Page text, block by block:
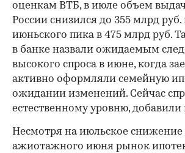
оценкам ВТБ, в июле объем
России снизился до 355 млрд руб.
июньского пика в 475 млрд руб.
в банке назвали ожидаемым
высокого спроса в июне, когда
активно оформляли семейную
ожидании изменений. Сейчас
естественному уровню, добавили
Несмотря на июльское снижение
ажиотажного июня рынок